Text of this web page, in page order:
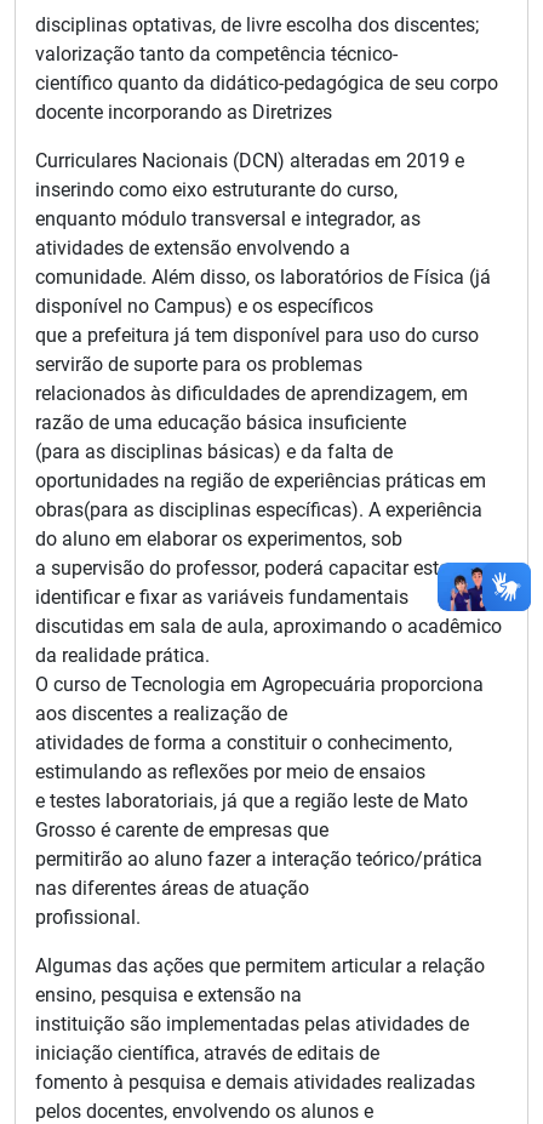
disciplinas optativas, de livre escolha dos discentes;
valorização tanto da competência técnico-
científico quanto da didático-pedagógica de seu corpo
docente incorporando as Diretrizes
Curriculares Nacionais (DCN) alteradas em 2019 e
inserindo como eixo estruturante do curso,
enquanto módulo transversal e integrador, as
atividades de extensão envolvendo a
comunidade. Além disso, os laboratórios de Física (já
disponível no Campus) e os específicos
que a prefeitura já tem disponível para uso do curso
servirão de suporte para os problemas
relacionados às dificuldades de aprendizagem, em
razão de uma educação básica insuficiente
(para as disciplinas básicas) e da falta de
oportunidades na região de experiências práticas em
obras(para as disciplinas específicas). A experiência
do aluno em elaborar os experimentos, sob
a supervisão do professor, poderá capacitar este a
identificar e fixar as variáveis fundamentais
discutidas em sala de aula, aproximando o acadêmico
da realidade prática.
O curso de Tecnologia em Agropecuária proporciona
aos discentes a realização de
atividades de forma a constituir o conhecimento,
estimulando as reflexões por meio de ensaios
e testes laboratoriais, já que a região leste de Mato
Grosso é carente de empresas que
permitirão ao aluno fazer a interação teórico/prática
nas diferentes áreas de atuação
profissional.
Algumas das ações que permitem articular a relação
ensino, pesquisa e extensão na
instituição são implementadas pelas atividades de
iniciação científica, através de editais de
fomento à pesquisa e demais atividades realizadas
pelos docentes, envolvendo os alunos e